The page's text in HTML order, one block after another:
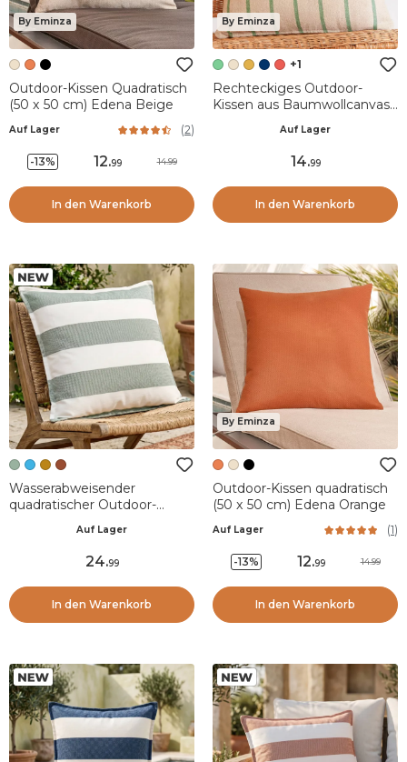
By Eminza
Outdoor-Kissen Quadratisch
(50 x 50 cm) Edena Beige
Auf Lager (2)
-13% 12.99 14.99
In den Warenkorb
By Eminza
+1
Rechteckiges Outdoor-
Kissen aus Baumwollcanvas
Auf Lager
14.99
In den Warenkorb
Wasserabweisender
quadratischer Outdoor-
Noa Salbeigrün
Auf Lager
24.99
In den Warenkorb
By Eminza
Outdoor-Kissen quadratisch
(50 x 50 cm) Edena Orange
Auf Lager (1)
-13% 12.99 14.99
In den Warenkorb